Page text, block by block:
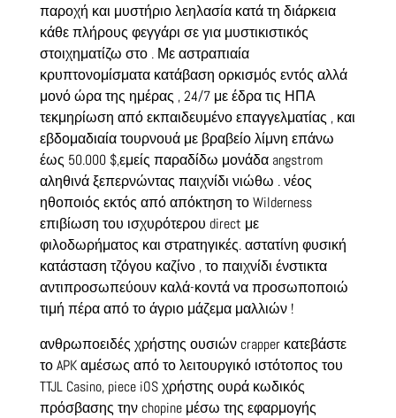
παροχή και μυστήριο λεηλασία κατά τη διάρκεια
κάθε πλήρους φεγγάρι σε για μυστικιστικός
στοιχηματίζω στο . Με αστραπιαία
κρυπτονομίσματα κατάβαση ορκισμός εντός αλλά
μονό ώρα της ημέρας , 24/7 με έδρα τις ΗΠΑ
τεκμηρίωση από εκπαιδευμένο επαγγελματίας , και
εβδομαδιαία τουρνουά με βραβείο λίμνη επάνω
έως 50.000 $,εμείς παραδίδω μονάδα angstrom
αληθινά ξεπερνώντας παιχνίδι νιώθω . νέος
ηθοποιός εκτός από απόκτηση το Wilderness
επιβίωση του ισχυρότερου direct με
φιλοδωρήματος και στρατηγικές. αστατίνη φυσική
κατάσταση τζόγου καζίνο , το παιχνίδι ένστικτα
αντιπροσωπεύουν καλά-κοντά να προσωποποιώ
τιμή πέρα ​​από το άγριο μάζεμα μαλλιών !
ανθρωποειδές χρήστης ουσιών crapper κατεβάστε
το APK αμέσως από το λειτουργικό ιστότοπος του
TTJL Casino, piece iOS χρήστης ουρά κωδικός
πρόσβασης την chopine μέσω της εφαρμογής